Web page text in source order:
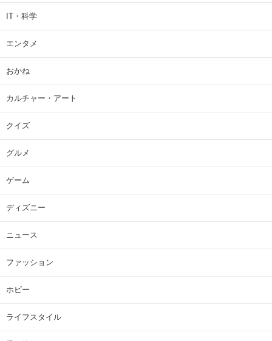
IT・科学
エンタメ
おかね
カルチャー・アート
クイズ
グルメ
ゲーム
ディズニー
ニュース
ファッション
ホビー
ライフスタイル